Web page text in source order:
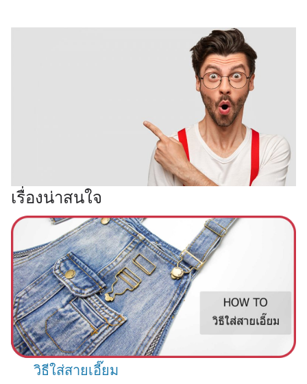
เรื่องน่าสนใจ
วิธีใส่สายเอี๊ยม